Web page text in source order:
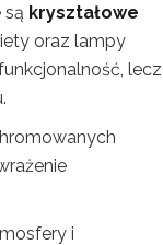
są kryształowe
oraz lampy
lecz
i